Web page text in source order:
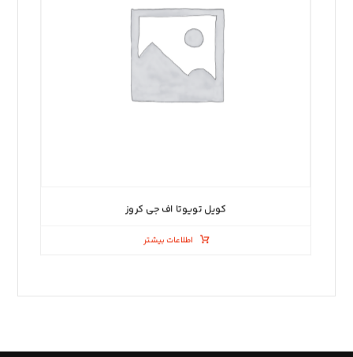
کویل تویوتا اف جی کروز
اطلاعات بیشتر